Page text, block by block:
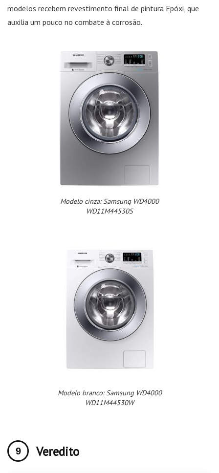
modelos recebem revestimento final de pintura Epóxi, que
auxilia um pouco no combate à corrosão.
Modelo cinza: Samsung WD4000
WD11M44530S
Modelo branco: Samsung WD4000
WD11M44530W
Veredito